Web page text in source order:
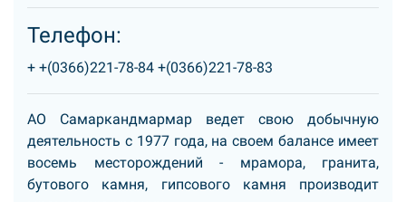
Телефон:
+ +(0366)221-78-84 +(0366)221-78-83
АО Самаркандмармар ведет свою добычную
деятельность с 1977 года, на своем балансе имеет
восемь месторождений - мрамора, гранита,
бутового камня, гипсового камня производит